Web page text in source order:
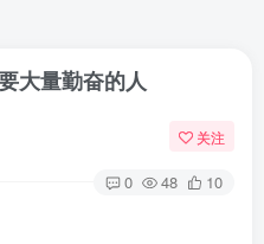
大量勤奋的人
关注
0 48 10